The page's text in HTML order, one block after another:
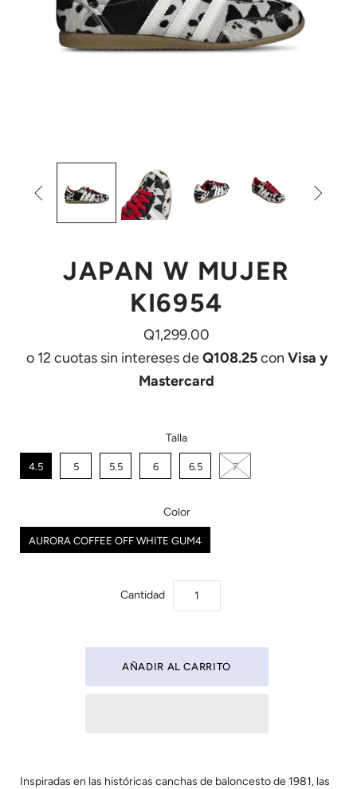
 
JAPAN W MUJER
KI6954
Q1,299.00
o 12 cuotas sin intereses deQ108.25con Visa y
Mastercard
Talla
4.5 5 5.5 6 6.5 7
Color
AURORA COFFEE OFF WHITE GUM4
Cantidad
Inspiradas en las históricas canchas de baloncesto de 1981, las